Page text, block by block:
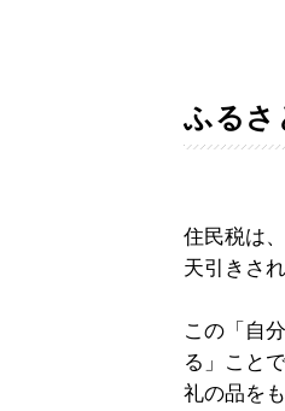
ふるさ
住民税は
天引きさ
この「自
る」こと
礼の品を